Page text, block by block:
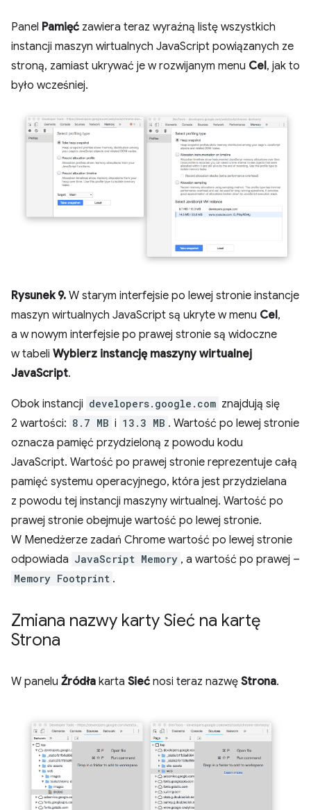
Panel Pamięć zawiera teraz wyraźną listę wszystkich
instancji maszyn wirtualnych JavaScript powiązanych ze
stroną, zamiast ukrywać je w rozwijanym menu Cel, jak to
było wcześniej.
Rysunek 9. W starym interfejsie po lewej stronie instancje
maszyn wirtualnych JavaScript są ukryte w menu Cel,
a w nowym interfejsie po prawej stronie są widoczne
w tabeli Wybierz instancję maszyny wirtualnej
JavaScript.
Obok instancji developers.google.com znajdują się
2 wartości: 8.7 MB i 13.3 MB . Wartość po lewej stronie
oznacza pamięć przydzieloną z powodu kodu
JavaScript. Wartość po prawej stronie reprezentuje całą
pamięć systemu operacyjnego, która jest przydzielana
z powodu tej instancji maszyny wirtualnej. Wartość po
prawej stronie obejmuje wartość po lewej stronie.
W Menedżerze zadań Chrome wartość po lewej stronie
odpowiada JavaScript Memory , a wartość po prawej –
Memory Footprint .
Zmiana nazwy karty Sieć na kartę
Strona
W panelu Źródła karta Sieć nosi teraz nazwę Strona.